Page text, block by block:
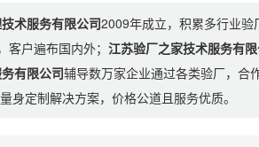
术服务有限公司2009年成立，积累多行业验
客户遍布国内外；江苏验厂之家技术服务有
有限公司辅导数万家企业通过各类验厂，合
身定制解决方案，价格公道且服务优质。